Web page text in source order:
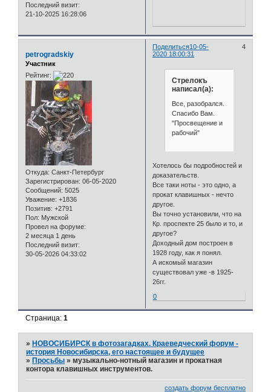
Последний визит:
21-10-2025 16:28:06
Поделиться 4
10-05-
2020 18:00:31
petrogradskiy
Участник
Рейтинг:
Откуда: Санкт-Петербург
Зарегистрирован: 06-05-2020
Сообщений: 5025
Уважение: +1836
Позитив: +2791
Пол: Мужской
Провел на форуме:
2 месяца 1 день
Последний визит:
30-05-2026 04:33:02
Стрелокъ
написал(а):
Все, разобрался.
Спасибо Вам.
"Просвещение и
рабочий"
Хотелось бы подробностей и
доказательств.
Все таки ноты - это одно, а
прокат клавишных - нечто
другое.
Вы точно установили, что на
Кр. проспекте 25 было и то, и
другое?
Доходный дом построен в
1928 году, как я понял.
А искомый магазин
существовал уже -в 1925-
26гг.
0
Страница:1
»НОВОСИБИРСК в фотозагадках. Краеведческий форум -
история Новосибирска, его настоящее и будущее
»Просьбы »музыкально-нотный магазин и прокатная
контора клавишных инструментов.
создать форум бесплатно